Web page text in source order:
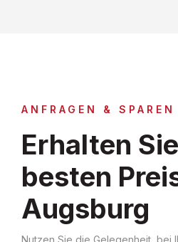
ANFRAGEN & SPAREN
Erhalten
besten
Augsburg
Nutzen Sie die Gelegenheit, bei